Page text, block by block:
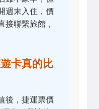
週末入住，價
接聯繫旅館，
卡真的比
後，捷運票價